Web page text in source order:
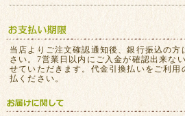
当店よりご注文確認通知後、銀行振込の
さい。7営業日以内にご入金が確認出来な
せていただきます。代金引換払いをご利用
払ください。